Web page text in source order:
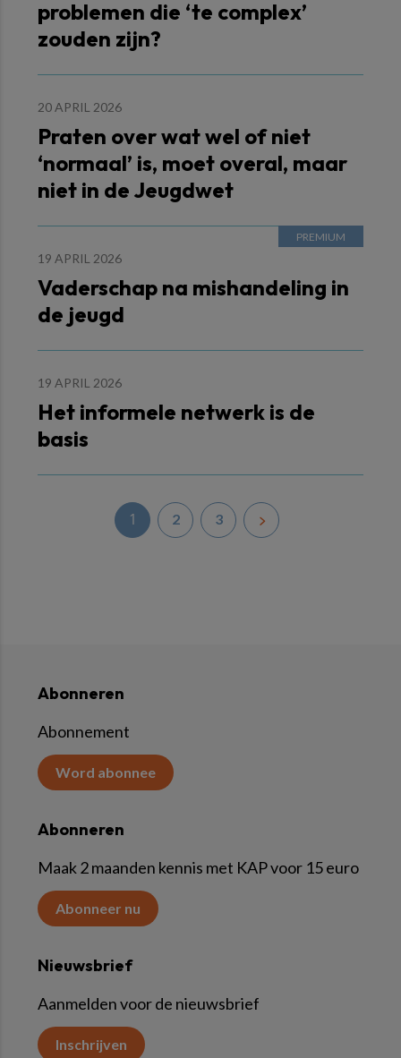
problemen die ‘te complex’
zouden zijn?
20 APRIL 2026
Praten over wat wel of niet
‘normaal’ is, moet overal, maar
niet in de Jeugdwet
19 APRIL 2026
Vaderschap na mishandeling in
de jeugd
19 APRIL 2026
Het informele netwerk is de
basis
1 2 3
Abonneren
Abonnement
Word abonnee
Abonneren
Maak 2 maanden kennis met KAP voor 15 euro
Abonneer nu
Nieuwsbrief
Aanmelden voor de nieuwsbrief
Inschrijven